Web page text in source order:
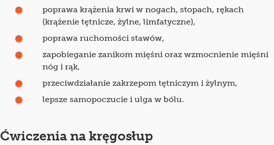
poprawa krążenia krwi w nogach, stopach, rękach
(krążenie tętnicze, żylne, limfatyczne),
poprawa ruchomości stawów,
zapobieganie zanikom mięśni oraz wzmocnienie mięśni
nóg i rąk,
przeciwdziałanie zakrzepom tętniczym i żylnym,
lepsze samopoczucie i ulga w bólu.
Ćwiczenia na kręgosłup